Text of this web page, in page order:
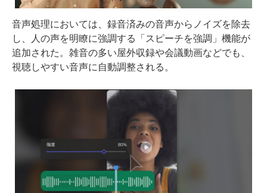
音声処理においては、録音済みの音声からノイズを除去
し、人の声を明瞭に強調する「スピーチを強調」機能が
追加された。雑音の多い屋外収録や会議動画などでも、
視聴しやすい音声に自動調整される。